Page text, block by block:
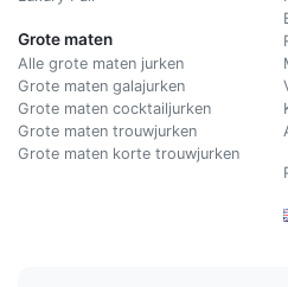
Grote maten
Alle grote maten jurken
Grote maten galajurken
Grote maten cocktailjurken
Grote maten trouwjurken
Grote maten korte trouwjurken